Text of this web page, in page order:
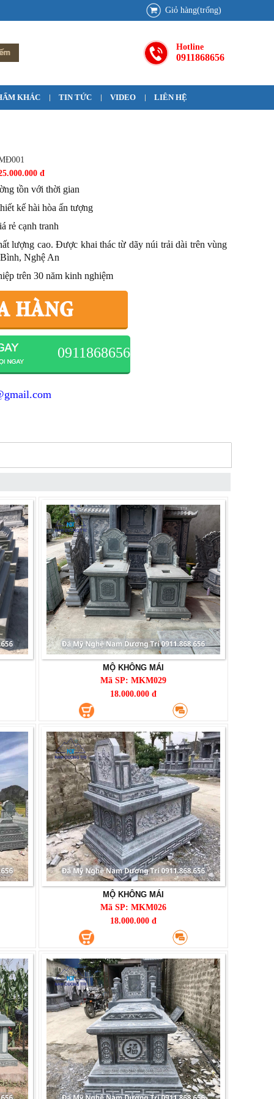
Giỏ hàng(trống)
Hotline
0911868656
KHÁC TIN TỨC VIDEO LIÊN HỆ
đ
tồn với thời gian
kế hài hòa ấn tượng
rẻ cạnh tranh
lượng cao. Được khai thác từ dãy núi trải dài trên vùng
Nghệ An
trên 30 năm kinh nghiệm
0911868656
MỘ KHÔNG MÁI
Mã SP: MKM029
18.000.000 đ
MỘ KHÔNG MÁI
Mã SP: MKM026
18.000.000 đ